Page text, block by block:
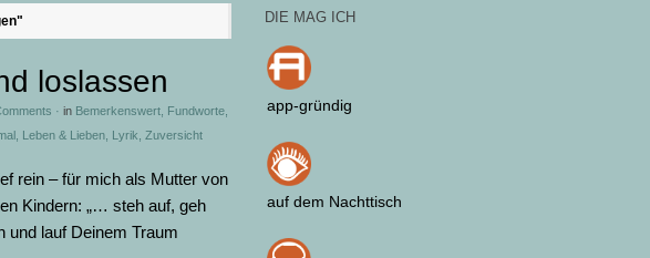
loslassen
· in Bemerkenswert Fundworte
Leben & Lieben Lyrik Zuversicht
rein – für mich als Mutter von
Kindern: „… steh auf, geh
und lauf Deinem Traum
DIE MAG ICH
app-gründig
auf dem Nachttisch